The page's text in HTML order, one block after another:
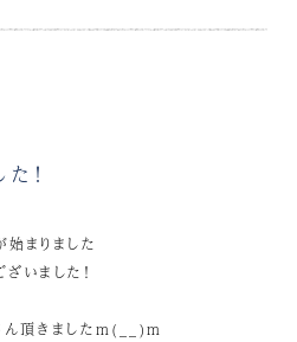
！
まりました
いました！
ん頂きましたm(__)m